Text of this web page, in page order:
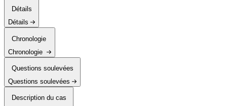
Détails
Détails
Chronologie
Chronologie
Questions soulevées
Questions soulevées
Description du cas